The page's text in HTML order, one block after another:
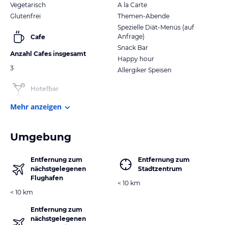
Vegetarisch
Glutenfrei
Cafe
Anzahl Cafes insgesamt
3
Hotelbar
A la Carte
Themen-Abende
Spezielle Diät-Menüs (auf
Anfrage)
Snack Bar
Happy hour
Allergiker Speisen
Mehr anzeigen
Umgebung
Entfernung zum
nächstgelegenen
Flughafen
< 10 km
Entfernung zum
nächstgelegenen
Entfernung zum
Stadtzentrum
< 10 km